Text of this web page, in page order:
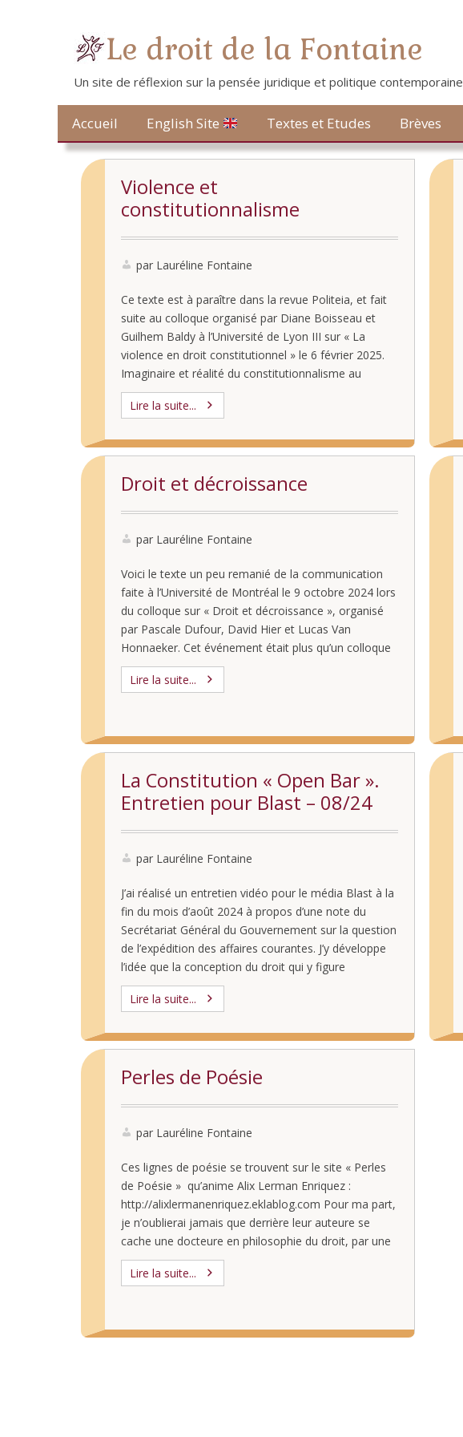
Le droit de la Fontaine
Un site de réflexion sur la pensée juridique et politique contemporaine
Contact
Accueil English Site Textes et Etudes Brèves
Violence et
constitutionnalisme
par Lauréline Fontaine
Ce texte est à paraître dans la revue Politeia, et fait
suite au colloque organisé par Diane Boisseau et
Guilhem Baldy à l’Université de Lyon III sur « La
violence en droit constitutionnel » le 6 février 2025.
Imaginaire et réalité du constitutionnalisme au
prisme de la violence par Lauréline Fontaine Le droit
constitutionnel charrie un ensemble …
Lire la suite...
Droit et décroissance
par Lauréline Fontaine
Voici le texte un peu remanié de la communication
faite à l’Université de Montréal le 9 octobre 2024 lors
du colloque sur « Droit et décroissance », organisé
par Pascale Dufour, David Hier et Lucas Van
Honnaeker. Cet événement était plus qu’un colloque
puisque conçu pour être le plus possible un lieu de
réflexion. La première journée, …
Lire la suite...
La Constitution « Open Bar ».
Entretien pour Blast – 08/24
par Lauréline Fontaine
J’ai réalisé un entretien vidéo pour le média Blast à la
fin du mois d’août 2024 à propos d’une note du
Secrétariat Général du Gouvernement sur la question
de l’expédition des affaires courantes. J’y développe
l’idée que la conception du droit qui y figure
implicitement en fait une manne dans laquelle
piocher indéfiniment tous les …
Lire la suite...
Perles de Poésie
par Lauréline Fontaine
Ces lignes de poésie se trouvent sur le site « Perles
de Poésie » qu’anime Alix Lerman Enriquez :
http://alixlermanenriquez.eklablog.com Pour ma part,
je n’oublierai jamais que derrière leur auteure se
cache une docteure en philosophie du droit, par une
thèse consacrée à « Esthétique et méthodologie
juridique formaliste. Pour un symbolisme esthétique
Lire la suite...